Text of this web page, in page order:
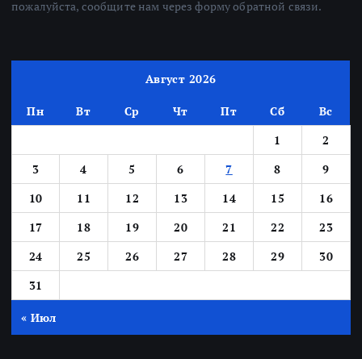
пожалуйста, сообщите нам через форму обратной связи.
Август 2026
Пн Вт Ср Чт Пт Сб
Вс
1
2
3
4 5 6 7 8
9
10
11 12 13 14 15
16
17
18 19 20 21 22
23
24
25 26 27 28 29
30
31
« Июл